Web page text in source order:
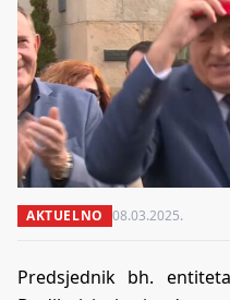
AKTUELNO 08.03.2025.
Predsjednik bh.